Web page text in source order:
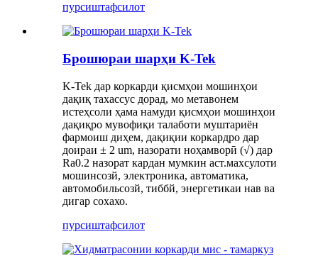
пурсиштафсилот
Брошюраи шарҳи K-Tek
K-Tek дар коркарди қисмҳои мошинҳои
дақиқ тахассус дорад, мо метавонем
истеҳсоли ҳама намуди қисмҳои мошинҳои
дақиқро мувофиқи талаботи муштариён
фармоиш диҳем, дақиқии коркардро дар
доираи ± 2 um, назорати ноҳамворӣ (√) дар
Ra0.2 назорат кардан мумкин аст.махсулоти
мошинсозй, электроника, автоматика,
автомобильсозй, тиббй, энергетикаи нав ва
дигар сохахо.
пурсиштафсилот